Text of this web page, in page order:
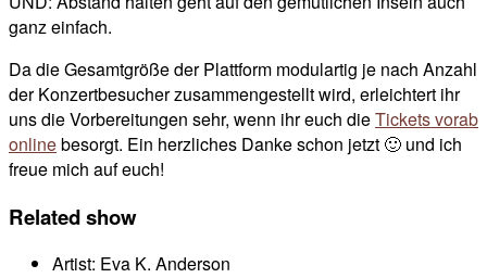
ganz einfach.
Da die Gesamtgröße der Plattform modulartig je nach Anzahl
der Konzertbesucher zusammengestellt wird, erleichtert ihr
uns die Vorbereitungen sehr, wenn ihr euch dieTickets vorab
onlinebesorgt. Ein herzliches Danke schon jetzt 🙂 und ich
freue mich auf euch!
Related show
Artist: Eva K. Anderson